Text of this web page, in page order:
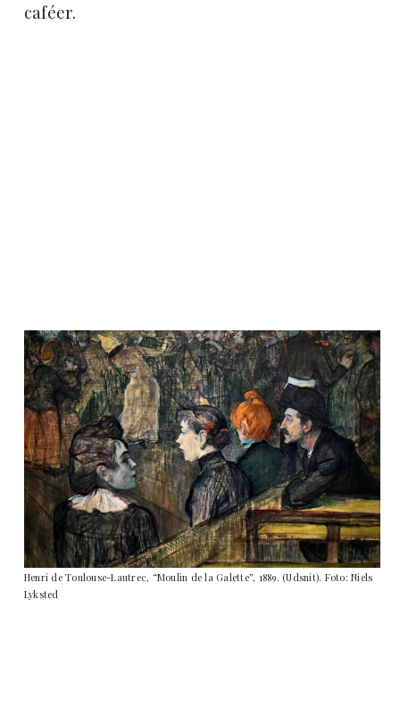
caféer.
Henri de Toulouse-Lautrec, “Moulin de la Galette”, 1889. (Udsnit). Foto: Niels
Lyksted